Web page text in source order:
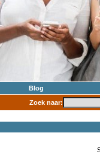
Blog
Zoek naar: